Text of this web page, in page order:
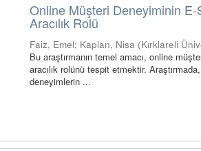
Online Müşteri Deneyiminin
Aracılık Rolü
Faiz, Emel; Kaplan, Nisa (Kırklareli
Bu araştırmanın temel amacı, online
aracılık rolünü tespit etmektir.
deneyimlerin ...